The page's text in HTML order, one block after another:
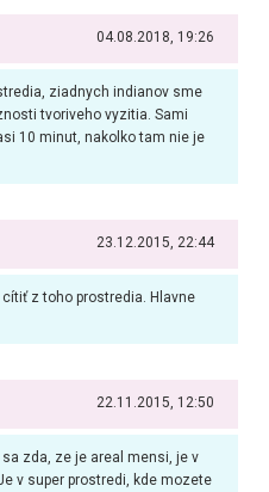
04.08.2018, 19:26
ziadnych indianov sme
tvoriveho vyzitia. Sami
10 minut, nakolko tam nie je
23.12.2015, 22:44
z toho prostredia. Hlavne
22.11.2015, 12:50
zda, ze je areal mensi, je v
v super prostredi, kde mozete